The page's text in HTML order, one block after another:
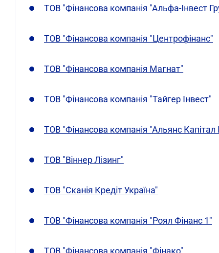
ТОВ "Фінансова компанія "Альфа-Інвест
ТОВ "Фінансова компанія "Центрофінанс"
ТОВ "Фінансова компанія Магнат"
ТОВ "Фінансова компанія "Тайгер Інвест"
ТОВ "Фінансова компанія "Альянс Капітал
ТОВ "Віннер Лізинг"
ТОВ "Сканія Кредіт Україна"
ТОВ "Фінансова компанія "Роял Фінанс 1"
ТОВ "Фінансова компанія "Фінако"